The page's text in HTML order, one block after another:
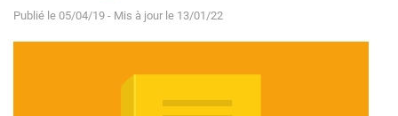
Publié le 05/04/19 - Mis à jour le 13/01/22